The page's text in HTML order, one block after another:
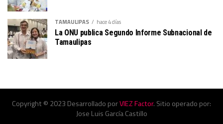
TAMAULIPAS hace 4 días
La ONU publica Segundo Informe Subnacional de
Tamaulipas
Copyright © 2023 Desarrollado porVIEZ Factor. Sitio operado por:
Jose Luis García Castillo